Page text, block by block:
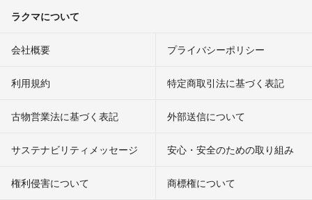
ラクマについて
会社概要 プライバシーポリシー
利用規約 特定商取引法に基づく表記
古物営業法に基づく表記 外部送信について
サステナビリティメッセージ 安心・安全のための取り組み
権利侵害について
商標権について